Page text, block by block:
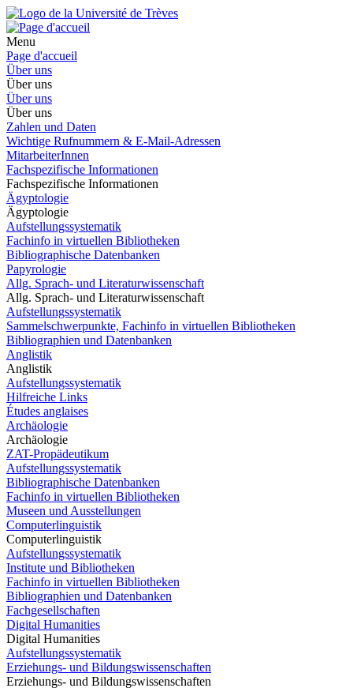
Menu
Page d'accueil
Über uns
Über uns
Über uns
Über uns
Zahlen und Daten
Wichtige Rufnummern & E-Mail-Adressen
MitarbeiterInnen
Fachspezifische Informationen
Fachspezifische Informationen
Ägyptologie
Ägyptologie
Aufstellungssystematik
Fachinfo in virtuellen Bibliotheken
Bibliographische Datenbanken
Papyrologie
Allg. Sprach- und Literaturwissenschaft
Allg. Sprach- und Literaturwissenschaft
Aufstellungssystematik
Sammelschwerpunkte, Fachinfo in virtuellen Bibliotheken
Bibliographien und Datenbanken
Anglistik
Anglistik
Aufstellungssystematik
Hilfreiche Links
Études anglaises
Archäologie
Archäologie
ZAT-Propädeutikum
Aufstellungssystematik
Bibliographische Datenbanken
Fachinfo in virtuellen Bibliotheken
Museen und Ausstellungen
Computerlinguistik
Computerlinguistik
Aufstellungssystematik
Institute und Bibliotheken
Fachinfo in virtuellen Bibliotheken
Bibliographien und Datenbanken
Fachgesellschaften
Digital Humanities
Digital Humanities
Aufstellungssystematik
Erziehungs- und Bildungswissenschaften
Erziehungs- und Bildungswissenschaften